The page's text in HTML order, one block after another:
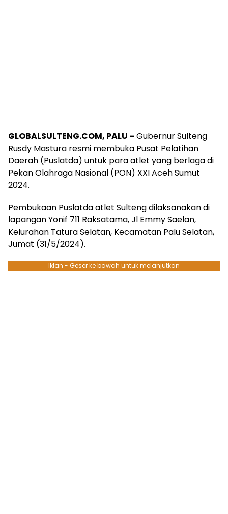
GLOBALSULTENG.COM, PALU –Gubernur Sulteng
Rusdy Mastura resmi membuka Pusat Pelatihan
Daerah (Puslatda) untuk para atlet yang berlaga di
Pekan Olahraga Nasional (PON) XXI Aceh Sumut
2024.
Pembukaan Puslatda atlet Sulteng dilaksanakan di
lapangan Yonif 711 Raksatama, Jl Emmy Saelan,
Kelurahan Tatura Selatan, Kecamatan Palu Selatan,
Jumat (31/5/2024).
Iklan - Geser ke bawah untuk melanjutkan